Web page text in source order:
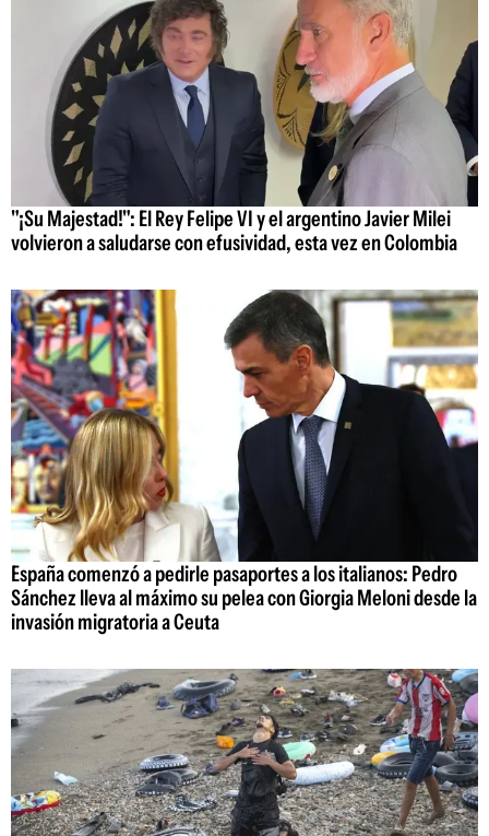
"¡Su Majestad!": El Rey Felipe VI y el argentino Javier Milei
volvieron a saludarse con efusividad, esta vez en Colombia
España comenzó a pedirle pasaportes a los italianos: Pedro
Sánchez lleva al máximo su pelea con Giorgia Meloni desde la
invasión migratoria a Ceuta